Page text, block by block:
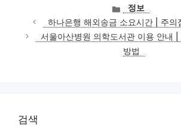
카
테
고
리
정보
하나은행 해외송금 소요시간 | 주의
서울아산병원 의학도서관 이용 안내
방법
검색